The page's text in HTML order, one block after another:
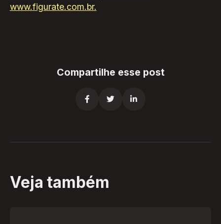
www.figurate.com.br.
Compartilhe esse post
  
Veja também